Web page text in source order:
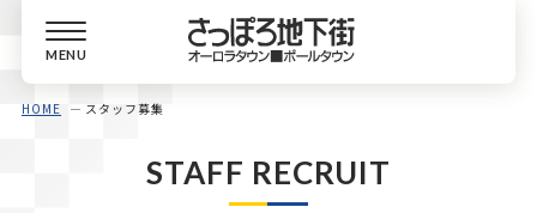
MENU
HOME スタッフ募集
STAFF RECRUIT